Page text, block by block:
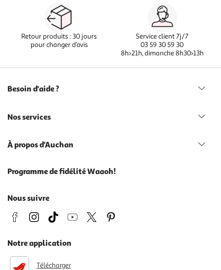
Retour produits : 30 jours
pour changer d’avis
Service client 7j/7
03 59 30 59 30
8h>21h, dimanche 8h30>13h
Besoin d'aide ?
Nos services
À propos d'Auchan
Programme de fidélité Waaoh!
Nous suivre
Notre application
Télécharger